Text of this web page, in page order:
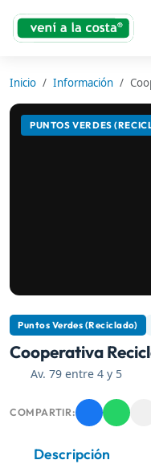
Inicio Información
PUNTOS VERDES
Puntos Verdes (Reciclado)
Cooperativa
Av. 79 entre 4 y 5
COMPARTIR:
Descripción